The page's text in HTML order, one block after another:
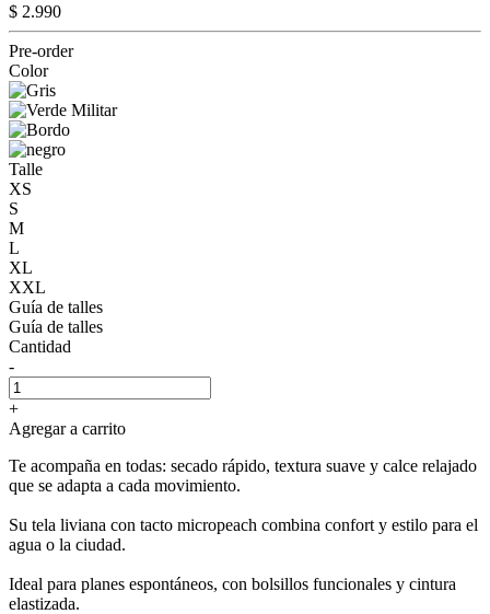
$ 2.990
Pre-order
Color
Talle
XS
S
M
L
XL
XXL
Guía de talles
Guía de talles
Cantidad
-
+
Agregar a carrito
Te acompaña en todas: secado rápido, textura suave y calce relajado
que se adapta a cada movimiento.
Su tela liviana con tacto micropeach combina confort y estilo para el
agua o la ciudad.
Ideal para planes espontáneos, con bolsillos funcionales y cintura
elastizada.